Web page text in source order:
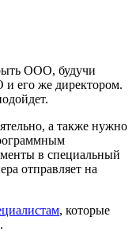
ООО, будучи
его же директором.
а также нужно
в специальный
отправляет на
, которые